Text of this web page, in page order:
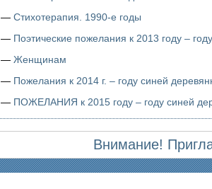
— Стихотерапия. 1990-е годы
—
Поэтические
— Женщинам
— Пожелания к 2014 г. – году синей
— ПОЖЕЛАНИЯ к 2015 году – году синей
Внимание!